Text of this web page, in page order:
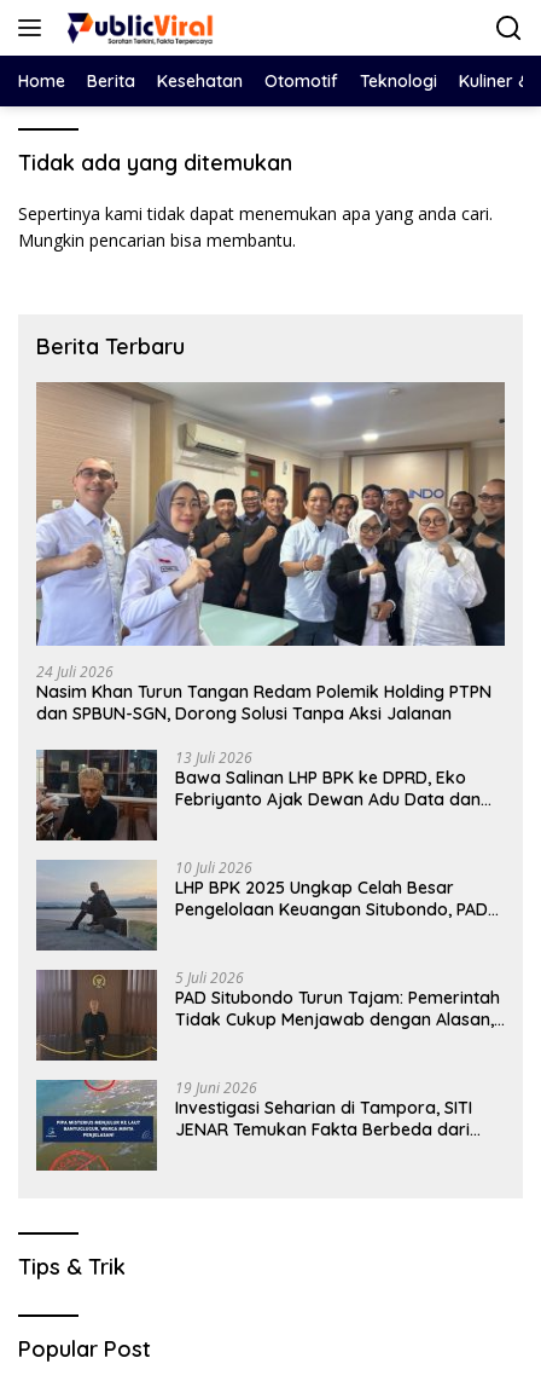
Langsung
Home Berita Kesehatan Otomotif Teknologi Kuliner &
Tidak ada yang ditemukan
Sepertinya kami tidak dapat menemukan apa yang anda cari.
Mungkin pencarian bisa membantu.
Berita Terbaru
24 Juli 2026
Nasim Khan Turun Tangan Redam Polemik Holding PTPN
dan SPBUN-SGN, Dorong Solusi Tanpa Aksi Jalanan
13 Juli 2026
Bawa Salinan LHP BPK ke DPRD, Eko
Febriyanto Ajak Dewan Adu Data dan
10 Juli 2026
LHP BPK 2025 Ungkap Celah Besar
Pengelolaan Keuangan Situbondo, PAD
5 Juli 2026
PAD Situbondo Turun Tajam: Pemerintah
Tidak Cukup Menjawab dengan Alasan,
19 Juni 2026
Investigasi Seharian di Tampora, SITI
JENAR Temukan Fakta Berbeda dari
Tips & Trik
Popular Post